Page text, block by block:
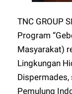
TNC GROUP
Program
Masyarakat)
Lingkungan
Pemulung